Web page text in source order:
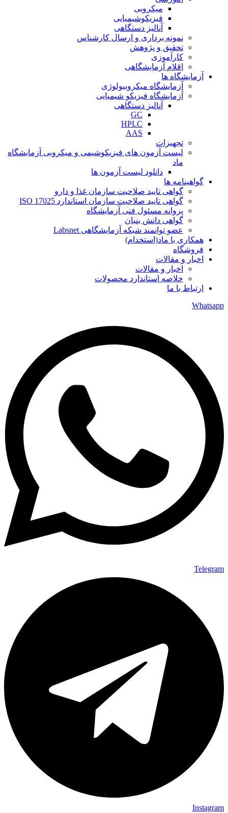
میکروبی
فیزیکوشیمیایی
آنالیز دستگاهی
نمونه برداری و ارسال کارشناس
تحقیق و پژوهش
کارآموزی
اقلام آزمایشگاهی
آزمایشگاه ها
آزمایشگاه میکروبیولوژی
آزمایشگاه فیزیکو شیمیایی
آنالیز دستگاهی
GC
HPLC
AAS
تجهیزات
لیست آزمون های فیزیکوشیمی و میکروبی آزمایشگاه
دانلود لیست آزمون ها
گواهینامه ها
گواهی تایید صلاحیت سازمان غذا و دارو
گواهی تایید صلاحیت سازمان استاندارد ISO 17025
پروانه مسئول فنی آزمایشگاه
گواهی دانش بنیان
عضو توانمند شبکه آزمایشگاهی Labsnet
همکاری با ماد(استخدام)
فروشگاه
اخبار و مقالات
اخبار و مقالات
خلاصه استاندارد محصولات
ارتباط با ما